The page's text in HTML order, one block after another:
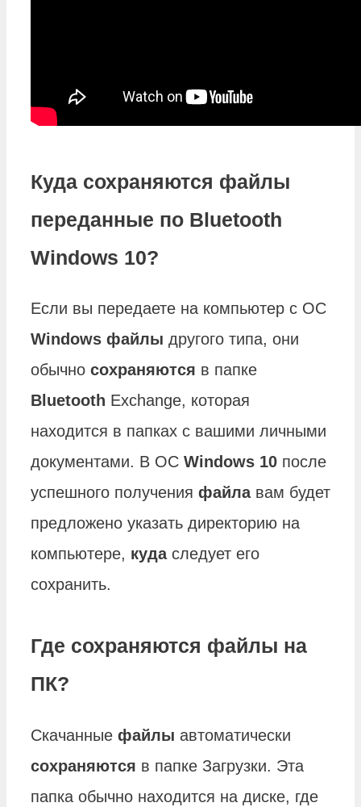
Куда сохраняются файлы
переданные по Bluetooth
Windows 10?
Если вы передаете на компьютер с ОС
Windows файлы другого типа, они
обычно сохраняются в папке
Bluetooth Exchange, которая
находится в папках с вашими личными
документами. В ОС Windows 10 после
успешного получения файлавам будет
предложено указать директорию на
компьютере, кудаследует его
сохранить.
Где сохраняются файлы на
ПК?
Скачанные файлы автоматически
сохраняются в папке Загрузки. Эта
папка обычно находится на диске, где